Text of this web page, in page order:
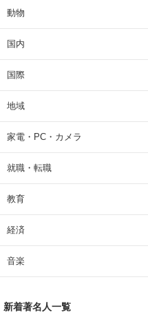
動物
国内
国際
地域
家電・PC・カメラ
就職・転職
教育
経済
音楽
新着著名人一覧